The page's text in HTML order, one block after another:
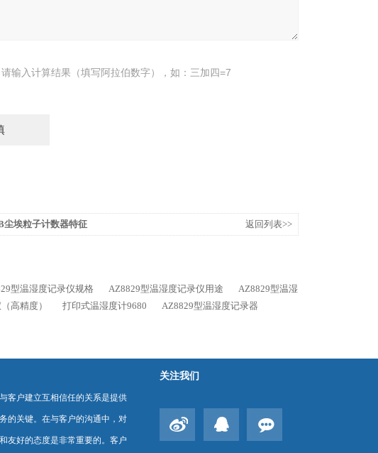
请输入计算结果（填写阿拉伯数字），如：三加四=7
尘埃粒子计数器特征 返回列表>>
型温湿度记录仪规格 AZ8829型温湿度记录仪用途
AZ8829型温湿
高精度） 打印式温湿度计9680
AZ8829型温湿度记录器
客户建立互相信任的关系是提供
的关键。在与客户的沟通中，对
友好的态度是非常重要的。客户
关注我们